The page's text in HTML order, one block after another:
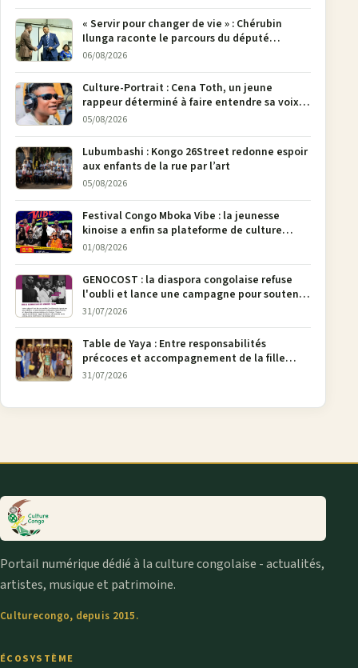
« Servir pour changer de vie » : Chérubin
Ilunga raconte le parcours du député
national Jethro Muyombi Tshimbu en 137
06/08/2026
Culture-Portrait : Cena Toth, un jeune
rappeur déterminé à faire entendre sa voix à
Bunia
05/08/2026
Lubumbashi : Kongo 26Street redonne espoir
aux enfants de la rue par l’art
05/08/2026
Festival Congo Mboka Vibe : la jeunesse
kinoise a enfin sa plateforme de culture
urbaine
01/08/2026
GENOCOST : la diaspora congolaise refuse
l'oubli et lance une campagne pour soutenir
la pétition FONAREV depuis Bruxelles
31/07/2026
Table de Yaya : Entre responsabilités
précoces et accompagnement de la fille
aînée, la diaspora en débat
31/07/2026
Portail numérique dédié à la culture congolaise - actualités,
artistes, musique et patrimoine.
Culturecongo, depuis 2015.
ÉCOSYSTÈME